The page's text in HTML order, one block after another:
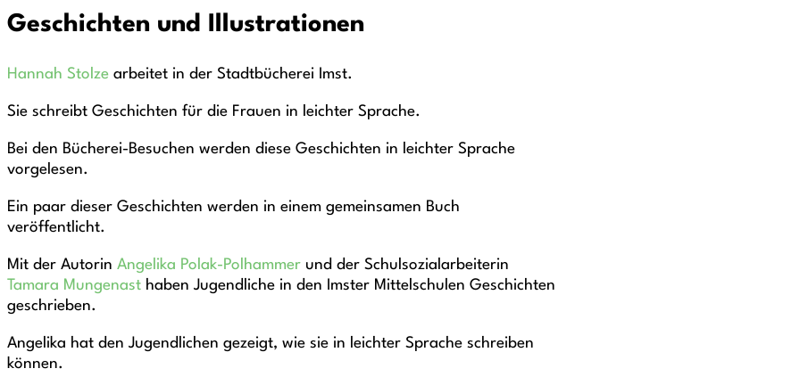
Geschichten und Illustrationen
Hannah Stolze arbeitet in der Stadtbücherei Imst.
Sie schreibt Geschichten für die Frauen in leichter Sprache.
Bei den Bücherei-Besuchen werden diese Geschichten in leichter Sprache
vorgelesen.
Ein paar dieser Geschichten werden in einem gemeinsamen Buch
veröffentlicht.
Mit der Autorin Angelika Polak-Polhammer und der Schulsozialarbeiterin
Tamara Mungenast haben Jugendliche in den Imster Mittelschulen Geschichten
geschrieben.
Angelika hat den Jugendlichen gezeigt, wie sie in leichter Sprache schreiben
können.